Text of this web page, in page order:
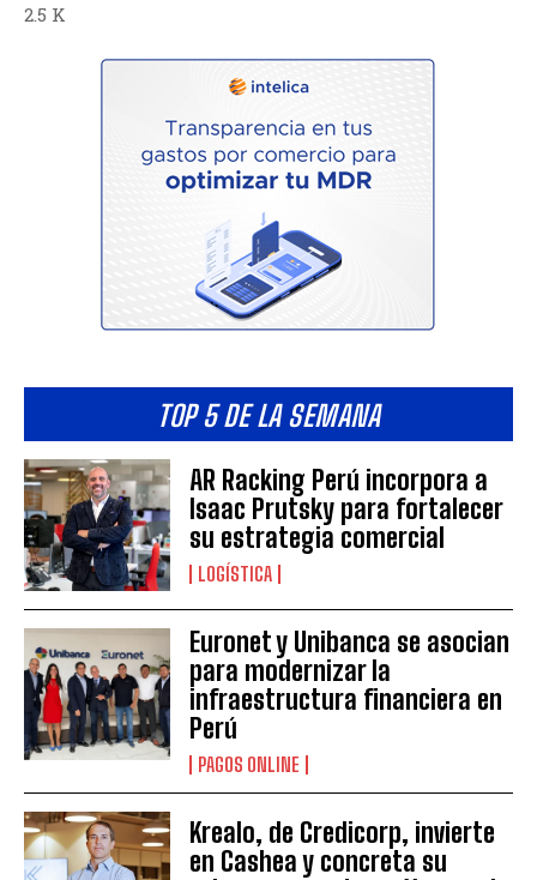
2.5 K
TOP 5 DE LA SEMANA
AR Racking Perú incorpora a
Isaac Prutsky para fortalecer
su estrategia comercial
LOGÍSTICA
Euronet y Unibanca se asocian
para modernizar la
infraestructura financiera en
Perú
PAGOS ONLINE
Krealo, de Credicorp, invierte
en Cashea y concreta su